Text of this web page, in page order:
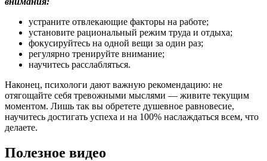
устраните отвлекающие факторы на работе;
установите рациональный режим труда и отдыха;
фокусируйтесь на одной вещи за один раз;
регулярно тренируйте внимание;
научитесь расслабляться.
Наконец, психологи дают важную рекомендацию: не
отягощайте себя тревожными мыслями — живите текущим
моментом. Лишь так вы обретете душевное равновесие,
научитесь достигать успеха и на 100% наслаждаться всем, что
делаете.
Полезное видео